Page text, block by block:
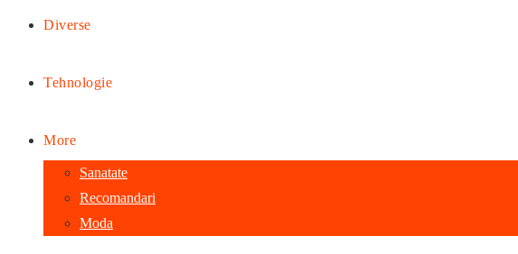
Diverse
Tehnologie
More
Sanatate
Recomandari
Moda